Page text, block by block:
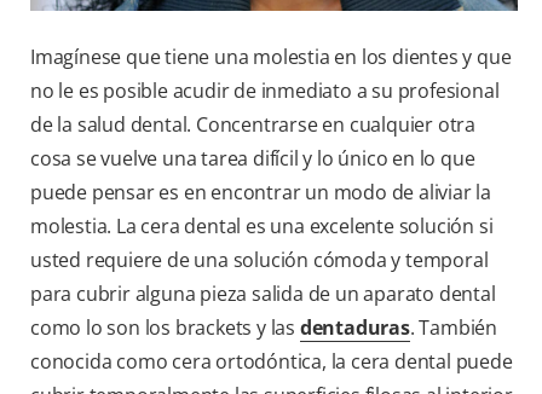
Imagínese que tiene una molestia en los dientes y que
no le es posible acudir de inmediato a su profesional
de la salud dental. Concentrarse en cualquier otra
cosa se vuelve una tarea difícil y lo único en lo que
puede pensar es en encontrar un modo de aliviar la
molestia. La cera dental es una excelente solución si
usted requiere de una solución cómoda y temporal
para cubrir alguna pieza salida de un aparato dental
como lo son los brackets y las dentaduras. También
conocida como cera ortodóntica, la cera dental puede